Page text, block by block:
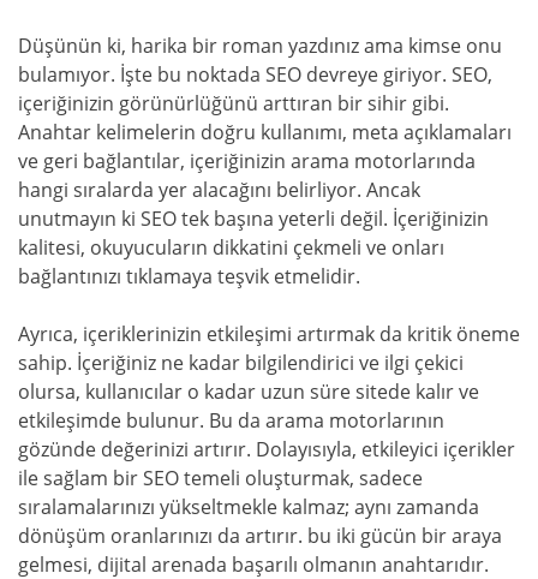
Düşünün ki, harika bir roman yazdınız ama kimse onu
bulamıyor. İşte bu noktada SEO devreye giriyor. SEO,
içeriğinizin görünürlüğünü arttıran bir sihir gibi.
Anahtar kelimelerin doğru kullanımı, meta açıklamaları
ve geri bağlantılar, içeriğinizin arama motorlarında
hangi sıralarda yer alacağını belirliyor. Ancak
unutmayın ki SEO tek başına yeterli değil. İçeriğinizin
kalitesi, okuyucuların dikkatini çekmeli ve onları
bağlantınızı tıklamaya teşvik etmelidir.
Ayrıca, içeriklerinizin etkileşimi artırmak da kritik öneme
sahip. İçeriğiniz ne kadar bilgilendirici ve ilgi çekici
olursa, kullanıcılar o kadar uzun süre sitede kalır ve
etkileşimde bulunur. Bu da arama motorlarının
gözünde değerinizi artırır. Dolayısıyla, etkileyici içerikler
ile sağlam bir SEO temeli oluşturmak, sadece
sıralamalarınızı yükseltmekle kalmaz; aynı zamanda
dönüşüm oranlarınızı da artırır. bu iki gücün bir araya
gelmesi, dijital arenada başarılı olmanın anahtarıdır.